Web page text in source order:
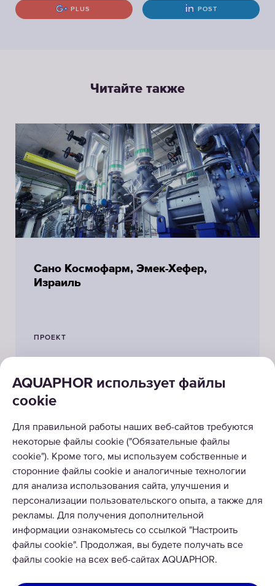
PLUS POST
Читайте также
Сано Космофарм, Эмек-Хефер,
Израиль
ПРОЕКТ
AQUAPHOR использует файлы
cookie
Для правильной работы наших веб-сайтов требуются
некоторые файлы cookie ("Обязательные файлы
cookie"). Кроме того, мы используем собственные и
сторонние файлы cookie и аналогичные технологии
для анализа использования сайта, улучшения и
персонализации пользовательского опыта, а также для
рекламы. Для получения дополнительной
информации ознакомьтесь со ссылкой "Настроить
файлы cookie". Продолжая, вы будете получать все
файлы cookie на всех веб-сайтах AQUAPHOR.
КАТАЛОГ
О НАС
© 2026 АКВАФОР